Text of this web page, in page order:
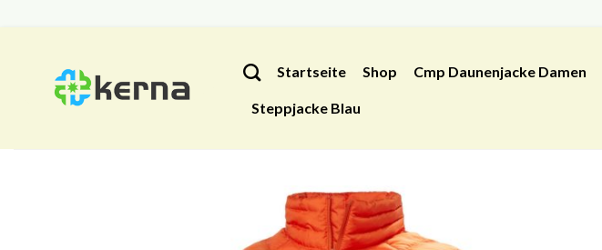
Startseite Shop Cmp Daunenjacke Damen
Steppjacke Blau